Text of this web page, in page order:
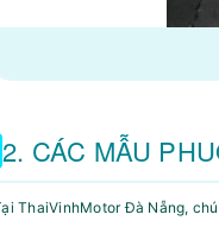
2. CÁC MẪU
ThaiVinhMotor Đà Nẵng,